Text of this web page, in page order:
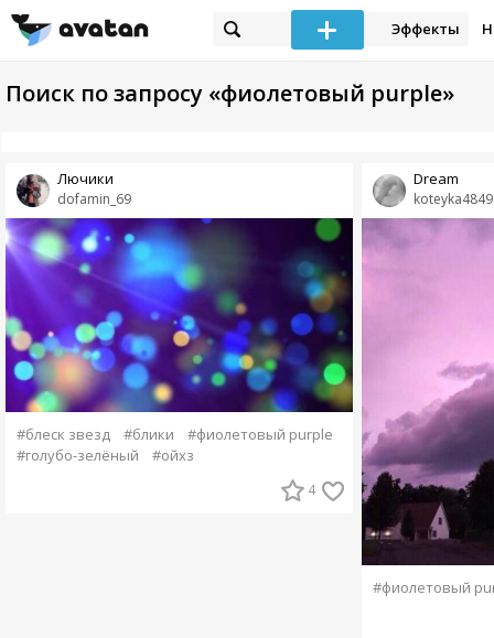
Эффекты
Поиск по запросу «фиолетовый purple»
dofamin_69
Лючики
#блеск звезд #блики
#фиолетовый purple
#голубо-зелёный
#ойхз
4
koteyka4849
Dream
#фиолетовый